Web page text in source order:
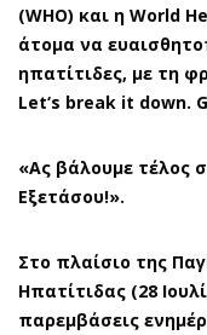
(WHO) και η World
άτομα να
ηπατίτιδες, με τη
Let‘s break it down.
«Ας βάλουμε τέλος
Εξετάσου!».
Στο πλαίσιο της
Ηπατίτιδας (28
παρεμβάσεις